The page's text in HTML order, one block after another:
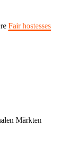
Fair hostesses
Märkten